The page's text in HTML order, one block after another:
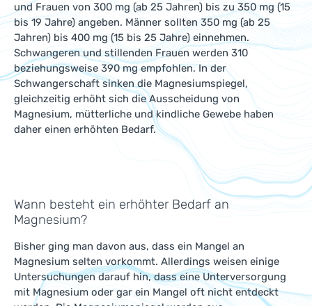
und Frauen von 300 mg (ab 25 Jahren) bis zu 350 mg (15
bis 19 Jahre) angeben. Männer sollten 350 mg (ab 25
Jahren) bis 400 mg (15 bis 25 Jahre) einnehmen.
Schwangeren und stillenden Frauen werden 310
beziehungsweise 390 mg empfohlen. In der
Schwangerschaft sinken die Magnesiumspiegel,
gleichzeitig erhöht sich die Ausscheidung von
Magnesium, mütterliche und kindliche Gewebe haben
daher einen erhöhten Bedarf.
Wann besteht ein erhöhter Bedarf an
Magnesium?
Bisher ging man davon aus, dass ein Mangel an
Magnesium selten vorkommt. Allerdings weisen einige
Untersuchungen darauf hin, dass eine Unterversorgung
mit Magnesium oder gar ein Mangel oft nicht entdeckt